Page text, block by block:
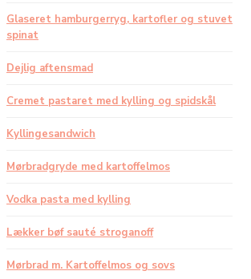
Glaseret hamburgerryg, kartofler og stuvet
spinat
Dejlig aftensmad
Cremet pastaret med kylling og spidskål
Kyllingesandwich
Mørbradgryde med kartoffelmos
Vodka pasta med kylling
Lækker bøf sauté stroganoff
Mørbrad m. Kartoffelmos og sovs